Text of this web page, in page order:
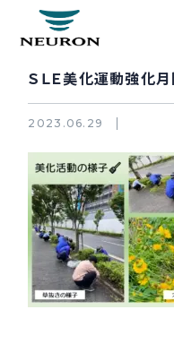
管路防災研究所
企業情報 Company
製品＆サービス
ＳＬＥ美化運動強
2023.06.29